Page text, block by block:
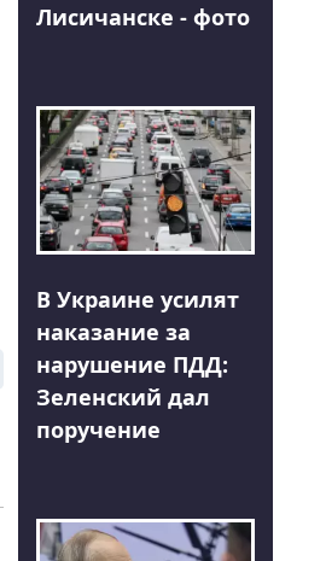
Лисичанске - фото
В Украине усилят
наказание за
нарушение ПДД:
Зеленский дал
поручение